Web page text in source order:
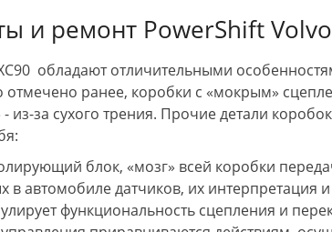
Всем буду советовать . Так
и ремонт PowerShift Volvo
обладают отличительными
ранее, коробки с «мокрым»
- из-за сухого трения. Прочие детали
блок, «мозг» всей коробки
в автомобиле датчиков, их
функциональность сцепления и